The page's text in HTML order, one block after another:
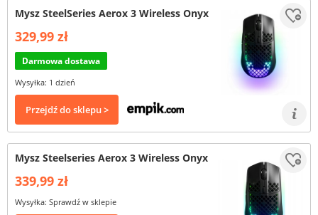
Mysz SteelSeries Aerox 3 Wireless Onyx
329,99 zł
Darmowa dostawa
Wysyłka: 1 dzień
Przejdź do sklepu >
Mysz Steelseries Aerox 3 Wireless Onyx
339,99 zł
Wysyłka: Sprawdź w sklepie